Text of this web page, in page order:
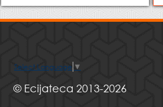
Select Language ▼
© Ecijateca 2013-2026